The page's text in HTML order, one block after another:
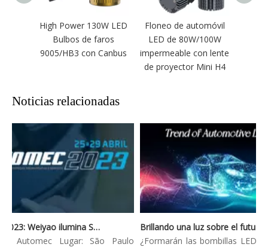
High Power 130W LED
Bulbos de faros
9005/HB3 con Canbus
Floneo de automóvil
LED de 80W/100W
impermeable con lente
de proyector Mini H4
Noticias relacionadas
Automec 2023: Weiyao ilumina São Paulo Expo
Automec Lugar: São Paulo
¿Formarán las bombillas LED